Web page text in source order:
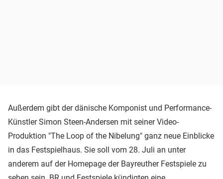
Außerdem gibt der dänische Komponist und Performance-
Künstler Simon Steen-Andersen mit seiner Video-
Produktion "The Loop of the Nibelung" ganz neue Einblicke
in das Festspielhaus. Sie soll vom 28. Juli an unter
anderem auf der Homepage der Bayreuther Festspiele zu